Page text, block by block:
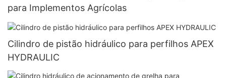
para Implementos Agrícolas
Cilindro de pistão hidráulico para perfilhos APEX
HYDRAULIC